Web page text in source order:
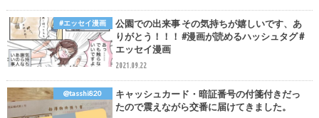
#エッセイ漫画
公園での出来事 その気持ちが嬉しいです、あ
りがとう！！！ #漫画が読めるハッシュタグ #
エッセイ漫画
2021.09.22
@tasshi820
キャッシュカード・暗証番号の付箋付きだっ
たので震えながら交番に届けてきました。